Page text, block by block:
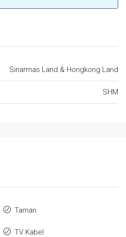
Sinarmas Land & Hongkong Land
SHM
Taman
TV Kabel